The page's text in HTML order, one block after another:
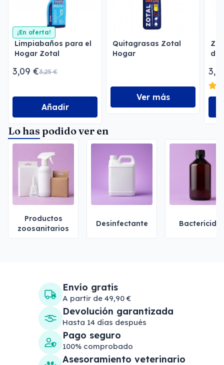
¡En oferta!
Limpiabaños para el
Hogar Zotal
3,09 €3,25 €
Añadir
Quitagrasas Zotal
Hogar
Ver más
Lo has podido ver en
Productos
zoosanitarios
Desinfectante Bactericida
Envío gratis
A partir de 49,90 €
Devolución garantizada
Hasta 14 días después
Pago seguro
100% comprobado
Asesoramiento veterinario